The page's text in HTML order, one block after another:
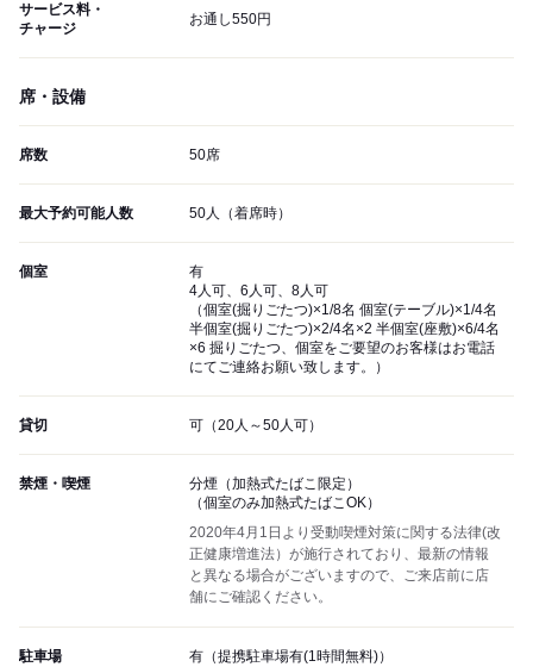
サービス料・
チャージ
お通し550円
席・設備
席数 50席
最大予約可能人数 50人（着席時）
個室
有
4人可、6人可、8人可
（個室(掘りごたつ)×1/8名 個室(テーブル)×1/4名
半個室(掘りごたつ)×2/4名×2 半個室(座敷)×6/4名
×6 掘りごたつ、個室をご要望のお客様はお電話
にてご連絡お願い致します。）
貸切 可（20人～50人可）
禁煙・喫煙
分煙（加熱式たばこ限定）
（個室のみ加熱式たばこOK）
2020年4月1日より受動喫煙対策に関する法律(改
正健康増進法）が施行されており、最新の情報
と異なる場合がございますので、ご来店前に店
舗にご確認ください。
駐車場 有（提携駐車場有(1時間無料)）